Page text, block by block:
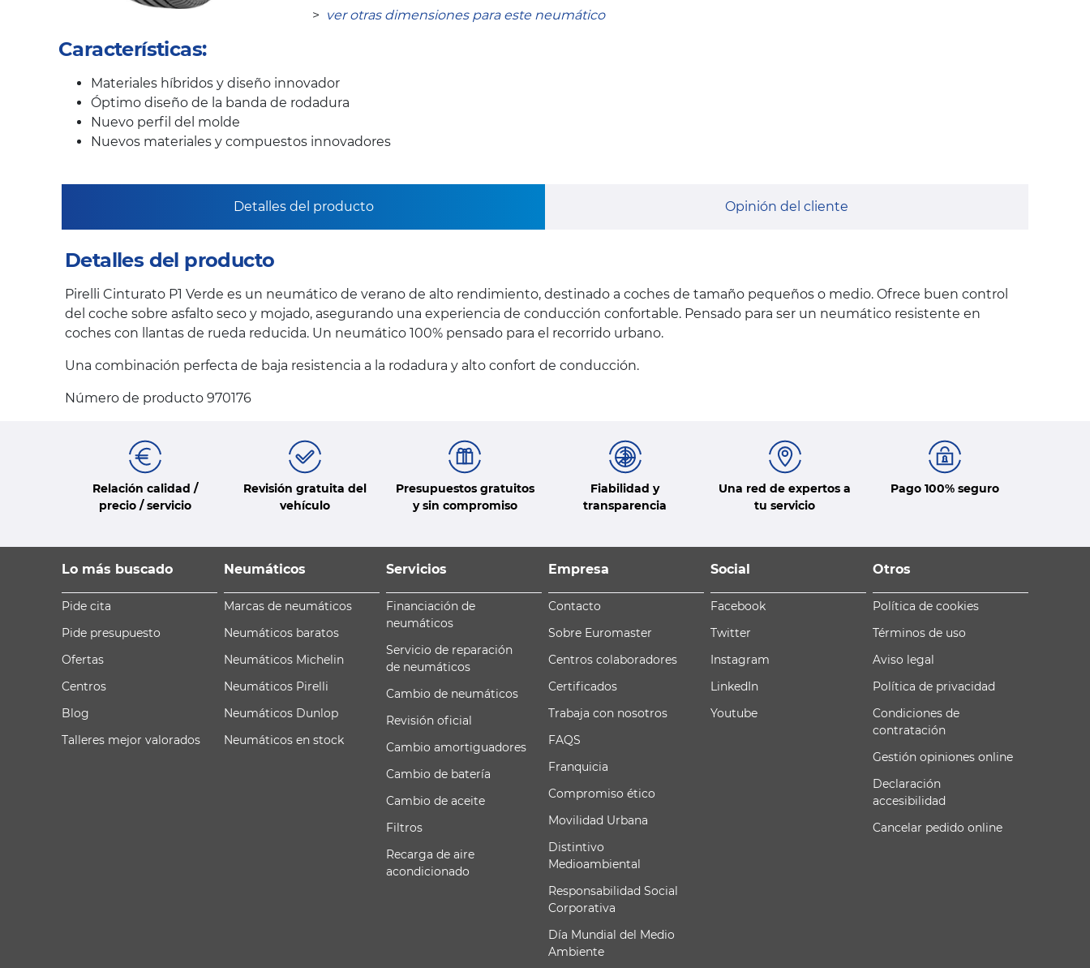
> ver otras dimensiones para este neumático
Características:
Materiales híbridos y diseño innovador
Óptimo diseño de la banda de rodadura
Nuevo perfil del molde
Nuevos materiales y compuestos innovadores
Detalles del producto Opinión del cliente
Detalles del producto
Pirelli Cinturato P1 Verde es un neumático de verano de alto rendimiento, destinado a coches de tamaño pequeños o medio. Ofrece buen control
del coche sobre asfalto seco y mojado, asegurando una experiencia de conducción confortable. Pensado para ser un neumático resistente en
coches con llantas de rueda reducida. Un neumático 100% pensado para el recorrido urbano.
Una combinación perfecta de baja resistencia a la rodadura y alto confort de conducción.
Número de producto 970176
Relación calidad /
precio / servicio
Revisión gratuita del
vehículo
Presupuestos gratuitos
y sin compromiso
Fiabilidad y
transparencia
Una red de expertos a
tu servicio
Pago 100% seguro
Lo más buscado
Pide cita
Pide presupuesto
Ofertas
Centros
Blog
Talleres mejor valorados
Neumáticos
Marcas de neumáticos
Neumáticos baratos
Neumáticos Michelin
Neumáticos Pirelli
Neumáticos Dunlop
Neumáticos en stock
Servicios
Financiación de
neumáticos
Servicio de reparación
de neumáticos
Cambio de neumáticos
Revisión oficial
Cambio amortiguadores
Cambio de batería
Cambio de aceite
Filtros
Recarga de aire
acondicionado
Empresa
Contacto
Sobre Euromaster
Centros colaboradores
Certificados
Trabaja con nosotros
FAQS
Franquicia
Compromiso ético
Movilidad Urbana
Distintivo
Medioambiental
Responsabilidad Social
Corporativa
Día Mundial del Medio
Ambiente
Social
Facebook
Twitter
Instagram
LinkedIn
Youtube
Otros
Política de cookies
Términos de uso
Aviso legal
Política de privacidad
Condiciones de
contratación
Gestión opiniones online
Declaración
accesibilidad
Cancelar pedido online